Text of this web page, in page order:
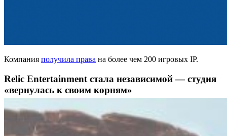
Компания получила права на более чем 200 игровых IP.
Relic Entertainment стала независимой — студия
«вернулась к своим корням»